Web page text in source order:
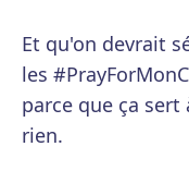
Et qu'on devrait
les
parce que ça
rien.